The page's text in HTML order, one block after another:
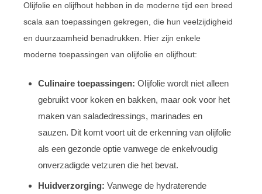
Olijfolie en olijfhout hebben in de moderne tijd een breed
scala aan toepassingen gekregen, die hun veelzijdigheid
en duurzaamheid benadrukken. Hier zijn enkele
moderne toepassingen van olijfolie en olijfhout:
Culinaire toepassingen: Olijfolie wordt niet alleen
gebruikt voor koken en bakken, maar ook voor het
maken van saladedressings, marinades en
sauzen. Dit komt voort uit de erkenning van olijfolie
als een gezonde optie vanwege de enkelvoudig
onverzadigde vetzuren die het bevat.
Huidverzorging: Vanwege de hydraterende